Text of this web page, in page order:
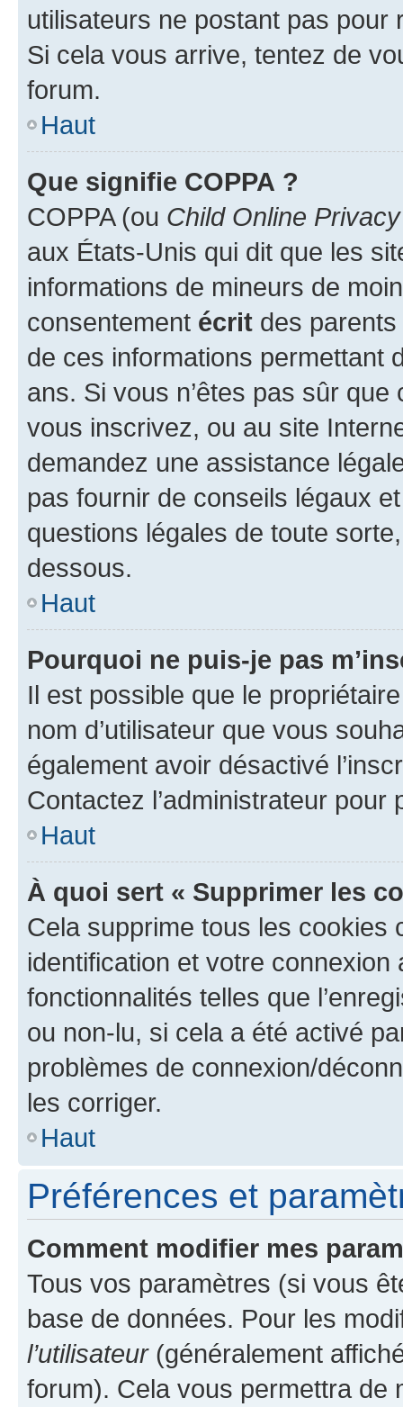
utilisateurs ne postant pas pour
Si cela vous arrive, tentez de
forum.
Haut
Que signifie COPPA ?
COPPA (ou Child Online
aux États-Unis qui dit que les
informations de mineurs de
consentement écrit des parents
de ces informations permettant
ans. Si vous n’êtes pas sûr
vous inscrivez, ou au site
demandez une assistance
pas fournir de conseils légaux
questions légales de toute
dessous.
Haut
Pourquoi ne puis-je pas
Il est possible que le
nom d’utilisateur que vous
également avoir désactivé
Contactez l’administrateur
Haut
À quoi sert « Supprimer les
Cela supprime tous les cookies
identification et votre
fonctionnalités telles que
ou non-lu, si cela a été activé
problèmes de connexion/
les corriger.
Haut
Préférences et
Comment modifier mes
Tous vos paramètres (si vous
base de données. Pour les
l’utilisateur(généralement
forum). Cela vous permettra de